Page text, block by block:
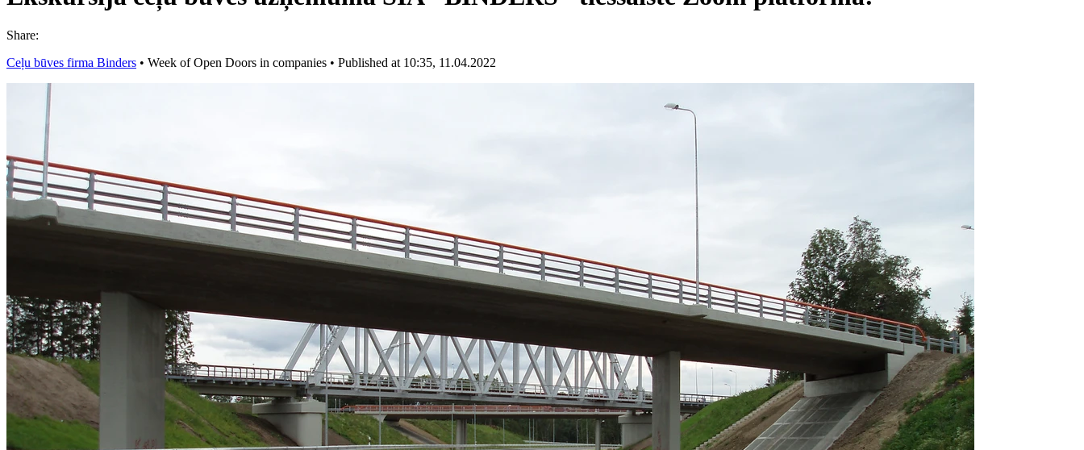
Share:
Ceļu būves firma Binders • Week of Open Doors in companies • Published at 10:35, 11.04.2022